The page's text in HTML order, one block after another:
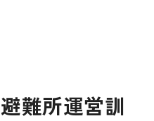
難所運営訓